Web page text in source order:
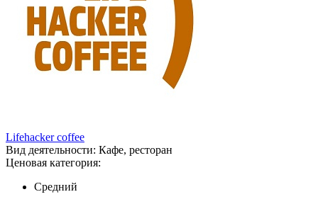
Lifehacker coffee
Вид деятельности: Кафе, ресторан
Ценовая категория:
Средний